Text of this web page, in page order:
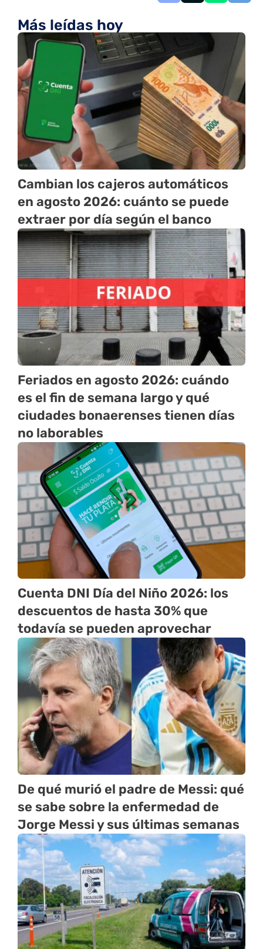
Más leídas hoy
Cambian los cajeros automáticos
en agosto 2026: cuánto se puede
extraer por día según el banco
Feriados en agosto 2026: cuándo
es el fin de semana largo y qué
ciudades bonaerenses tienen días
no laborables
Cuenta DNI Día del Niño 2026: los
descuentos de hasta 30% que
todavía se pueden aprovechar
De qué murió el padre de Messi: qué
se sabe sobre la enfermedad de
Jorge Messi y sus últimas semanas